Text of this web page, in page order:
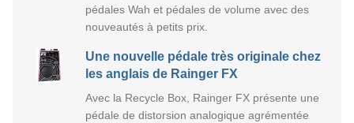
pédales Wah et pédales de volume avec des
nouveautés à petits prix.
Une nouvelle pédale très originale chez
les anglais de Rainger FX
Avec la Recycle Box, Rainger FX présente une
pédale de distorsion analogique agrémentée